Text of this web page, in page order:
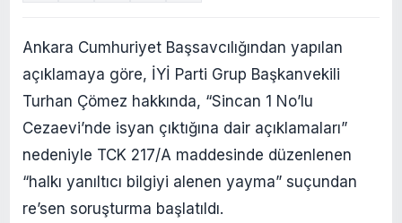
Ankara Cumhuriyet Başsavcılığından yapılan
açıklamaya göre, İYİ Parti Grup Başkanvekili
Turhan Çömez hakkında, “Sincan 1 No’lu
Cezaevi’nde isyan çıktığına dair açıklamaları”
nedeniyle TCK 217/A maddesinde düzenlenen
“halkı yanıltıcı bilgiyi alenen yayma” suçundan
re’sen soruşturma başlatıldı.